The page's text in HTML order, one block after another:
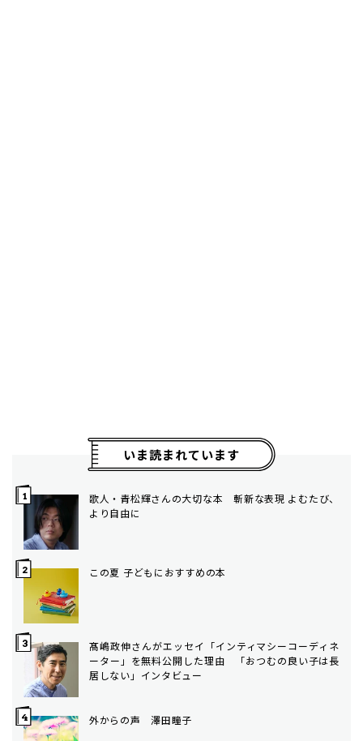
いま読まれています
歌人・青松輝さんの大切な本 斬新な表現 よむたび、
より自由に
この夏 子どもにおすすめの本
髙嶋政伸さんがエッセイ「インティマシーコーディネ
ーター」を無料公開した理由 「おつむの良い子は長
居しない」インタビュー
外からの声 澤田瞳子